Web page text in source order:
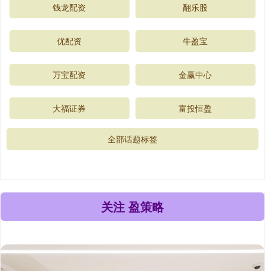
钱龙配资 翻乐股
优配资 牛盈宝
万宝配资 金赢中心
大福证券 富投恒盈
全部话题标签
关注 盈策略